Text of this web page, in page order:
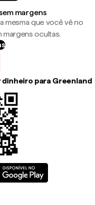
margens
mesma que você vê no
margens ocultas.
dinheiro para Greenland